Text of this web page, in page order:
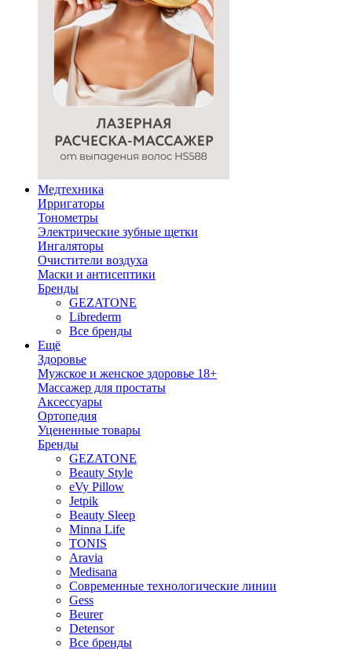
Медтехника
Ирригаторы
Тонометры
Электрические зубные щетки
Ингаляторы
Очистители воздуха
Маски и антисептики
Бренды
GEZATONE
Librederm
Все бренды
Ещё
Здоровье
Мужское и женское здоровье 18+
Массажер для простаты
Аксессуары
Ортопедия
Уцененные товары
Бренды
GEZATONE
Beauty Style
eVy Pillow
Jetpik
Beauty Sleep
Minna Life
TONIS
Aravia
Medisana
Современные технологические линии
Gess
Beurer
Detensor
Все бренды